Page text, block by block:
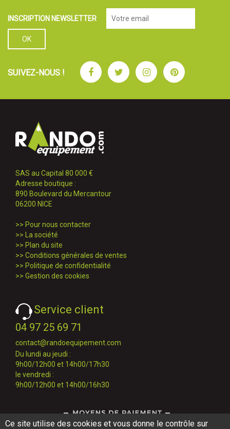
INSCRIPTION NEWSLETTER
SUIVEZ-NOUS ! FacebookTwitterInstagramPinterest
SAS au Capital 80 000 €
Adresse boutique :
890 Boulevard du Mercantour
06200 NICE
>> Pour nous contacter
>>
La société
>> Plan du site
>> Conditions générales de ventes
>> Politique de confidentialité
>> Gestion des cookies
Service client
04 97 25 69 71
contact@randoequipement.com
Du lundi au jeudi :
9h00/12h00 et 14h00/17h30
le vendredi :
9h00/12h00 et 14h00/16h30
Ce site utilise des cookies et vous donne le contrôle sur